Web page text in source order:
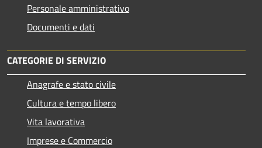
Personale amministrativo
Documenti e dati
CATEGORIE DI SERVIZIO
Anagrafe e stato civile
Cultura e tempo libero
Vita lavorativa
Imprese e Commercio